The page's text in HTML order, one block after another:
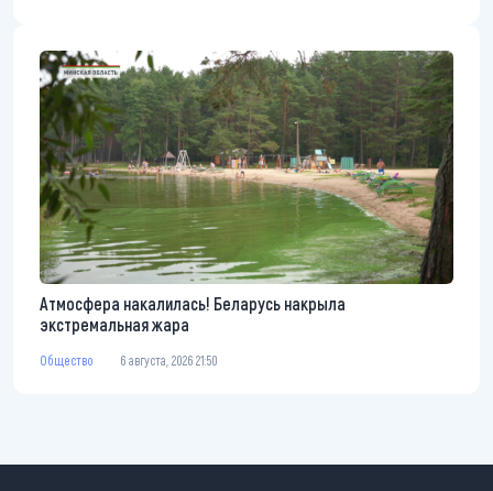
Атмосфера накалилась! Беларусь накрыла
экстремальная жара
Общество 6 августа, 2026 21:50